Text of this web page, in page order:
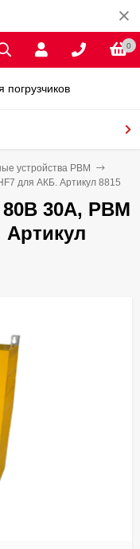
0
устройства PBM
для АКБ. Артикул 8815
30А, PBM
Артикул